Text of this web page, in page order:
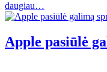
daugiau…
Apple pasiūlė